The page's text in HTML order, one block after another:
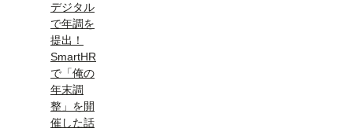
デジタル
で年調を
提出！
SmartHR
で「俺の
年末調
整」を開
催した話